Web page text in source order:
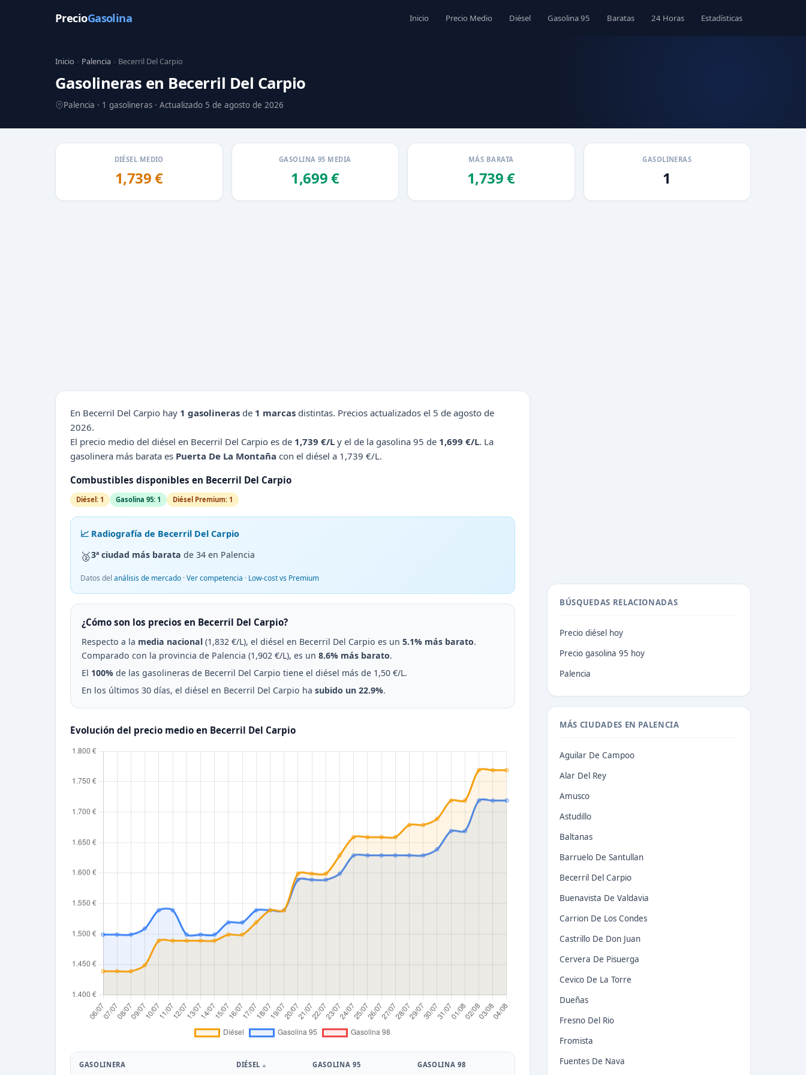
PrecioGasolina Inicio Precio Medio Diésel Gasolina 95 Baratas 24 Horas Estadísticas
Inicio › Palencia › Becerril Del Carpio
Gasolineras en Becerril Del Carpio
Palencia · 1 gasolineras · Actualizado 5 de agosto de 2026
DIÉSEL MEDIO
1,739 €
GASOLINA 95 MEDIA
1,699 €
MÁS BARATA
1,739 €
GASOLINERAS
1
En Becerril Del Carpio hay 1 gasolineras de 1 marcas distintas. Precios actualizados el 5 de agosto de
2026.
El precio medio del diésel en Becerril Del Carpio es de 1,739 €/L y el de la gasolina 95 de 1,699 €/L. La
gasolinera más barata es Puerta De La Montaña con el diésel a 1,739 €/L.
Combustibles disponibles en Becerril Del Carpio
Diésel: 1 Gasolina 95: 1 Diésel Premium: 1
📈 Radiografía de Becerril Del Carpio
🥈3ª ciudad más barata de 34 en Palencia
Datos del análisis de mercado ·Ver competencia · Low-cost vs Premium
¿Cómo son los precios en Becerril Del Carpio?
Respecto a la media nacional (1,832 €/L), el diésel en Becerril Del Carpio es un 5.1% más barato.
Comparado con la provincia de Palencia (1,902 €/L), es un 8.6% más barato.
El 100% de las gasolineras de Becerril Del Carpio tiene el diésel más de 1,50 €/L.
En los últimos 30 días, el diésel en Becerril Del Carpio ha subido un 22.9%.
Evolución del precio medio en Becerril Del Carpio
GASOLINERA DIÉSEL GASOLINA 95 GASOLINA 98
BÚSQUEDAS RELACIONADAS
Precio diésel hoy
Precio gasolina 95 hoy
Palencia
MÁS CIUDADES EN PALENCIA
Aguilar De Campoo
Alar Del Rey
Amusco
Astudillo
Baltanas
Barruelo De Santullan
Becerril Del Carpio
Buenavista De Valdavia
Carrion De Los Condes
Castrillo De Don Juan
Cervera De Pisuerga
Cevico De La Torre
Dueñas
Fresno Del Rio
Fromista
Fuentes De Nava